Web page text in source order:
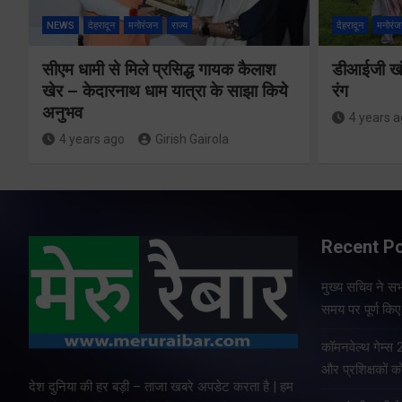
NEWS देहरादून मनोरंजन राज्य
सीएम धामी से मिले प्रसिद्ध गायक कैलाश
खेर – केदारनाथ धाम यात्रा के साझा किये
अनुभव
4 years ago Girish Gairola
देहरादून
डीआईजी
रंग
4 years
देश दुनिया की हर बड़ी – ताजा खबरे अपडेट करता है | हम
Recent
मुख्य सचिव ने
समय पर पूर्ण
कॉमनवेल्थ गेम्स
और प्रशिक्षकों